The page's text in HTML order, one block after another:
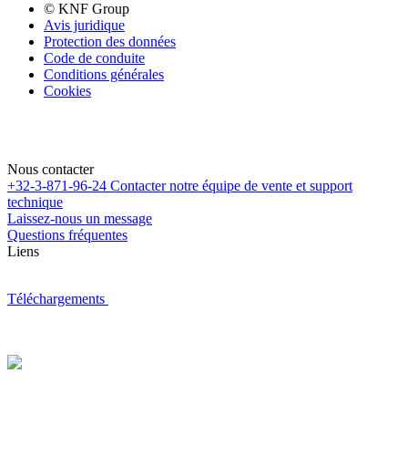
© KNF Group
Avis juridique
Protection des données
Code de conduite
Conditions générales
Cookies
Nous contacter
+32-3-871-96-24 Contacter notre équipe de vente et support
technique
Laissez-nous un message
Questions fréquentes
Liens
Téléchargements